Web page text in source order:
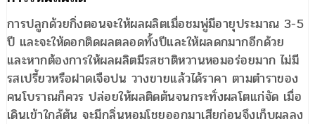
การปลูกด้วยกิ่งตอนจะให้ผลผลิตเมื่อชมพู่มีอายุประมาณ 3-5
ปี และจะให้ดอกติดผลตลอดทั้งปีและให้ผลดกมากอีกด้วย
และหากต้องการให้ผลผลิตมีรสชาติหวานหอมอร่อยมาก ไม่มี
รสเปรี้ยวหรือฝาดเจือปน วางขายแล้วได้ราคา ตามตำราของ
คนโบราณก็ควร ปล่อยให้ผลติดต้นจนกระทั่งผลโตแก่จัด เมื่อ
เดินเข้าใกล้ต้น จะมีกลิ่นหอมโชยออกมาเสียก่อนจึงเก็บผลลง